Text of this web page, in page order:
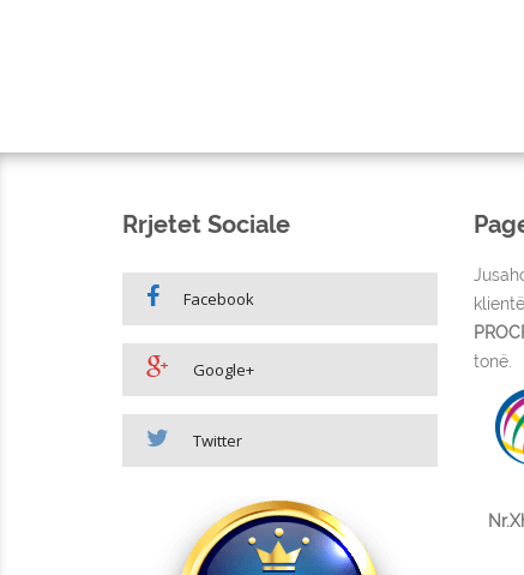
Rrjetet Sociale
Facebook
Google+
Twitter
tonë.